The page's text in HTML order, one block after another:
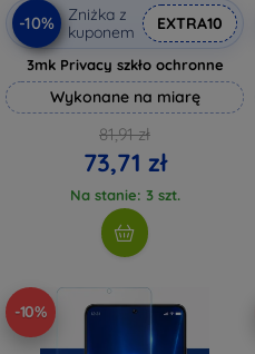
-10%
Zniżka z
kuponem
EXTRA10
3mk Privacy szkło ochronne
Wykonane na miarę
81,91 zł
73,71 zł
Na stanie: 3 szt.
-10%